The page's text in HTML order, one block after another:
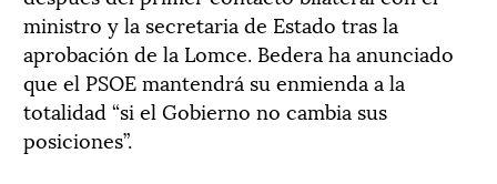
ministro y la secretaria de Estado tras la
aprobación de la Lomce. Bedera ha anunciado
que el PSOE mantendrá su enmienda a la
totalidad “si el Gobierno no cambia sus
posiciones”.